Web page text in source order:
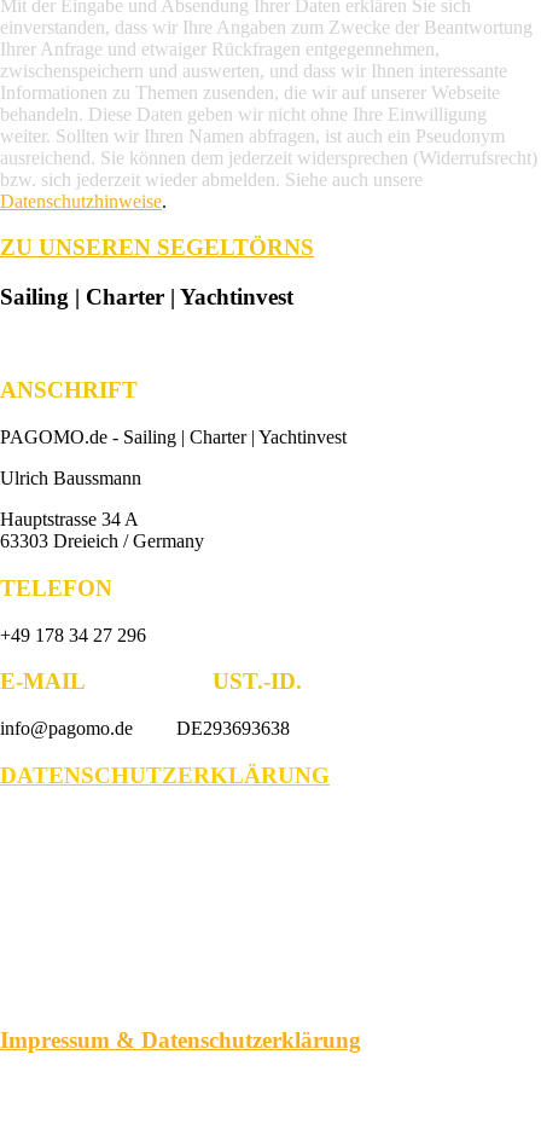
Mit der Eingabe und Absendung Ihrer Daten erklären Sie sich
einverstanden, dass wir Ihre Angaben zum Zwecke der Beantwortung
Ihrer Anfrage und etwaiger Rückfragen entgegennehmen,
zwischenspeichern und auswerten, und dass wir Ihnen interessante
Informationen zu Themen zusenden, die wir auf unserer Webseite
behandeln. Diese Daten geben wir nicht ohne Ihre Einwilligung
weiter. Sollten wir Ihren Namen abfragen, ist auch ein Pseudonym
ausreichend. Sie können dem jederzeit widersprechen (Widerrufsrecht)
bzw. sich jederzeit wieder abmelden. Siehe auch unsere
Datenschutzhinweise.
ZU UNSEREN SEGELTÖRNS
Sailing | Charter | Yachtinvest
ANSCHRIFT
PAGOMO.de - Sailing | Charter | Yachtinvest
Ulrich Baussmann
Hauptstrasse 34 A
63303 Dreieich / Germany
TELEFON
+49 178 34 27 296
E-MAIL UST.-ID.
info@pagomo.de DE293693638
DATENSCHUTZERKLÄRUNG
Impressum & Datenschutzerklärung